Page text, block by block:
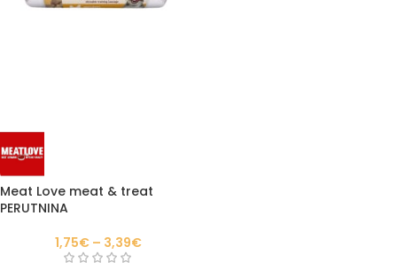
Meat Love meat & treat
PERUTNINA
1,75€ – 3,39€